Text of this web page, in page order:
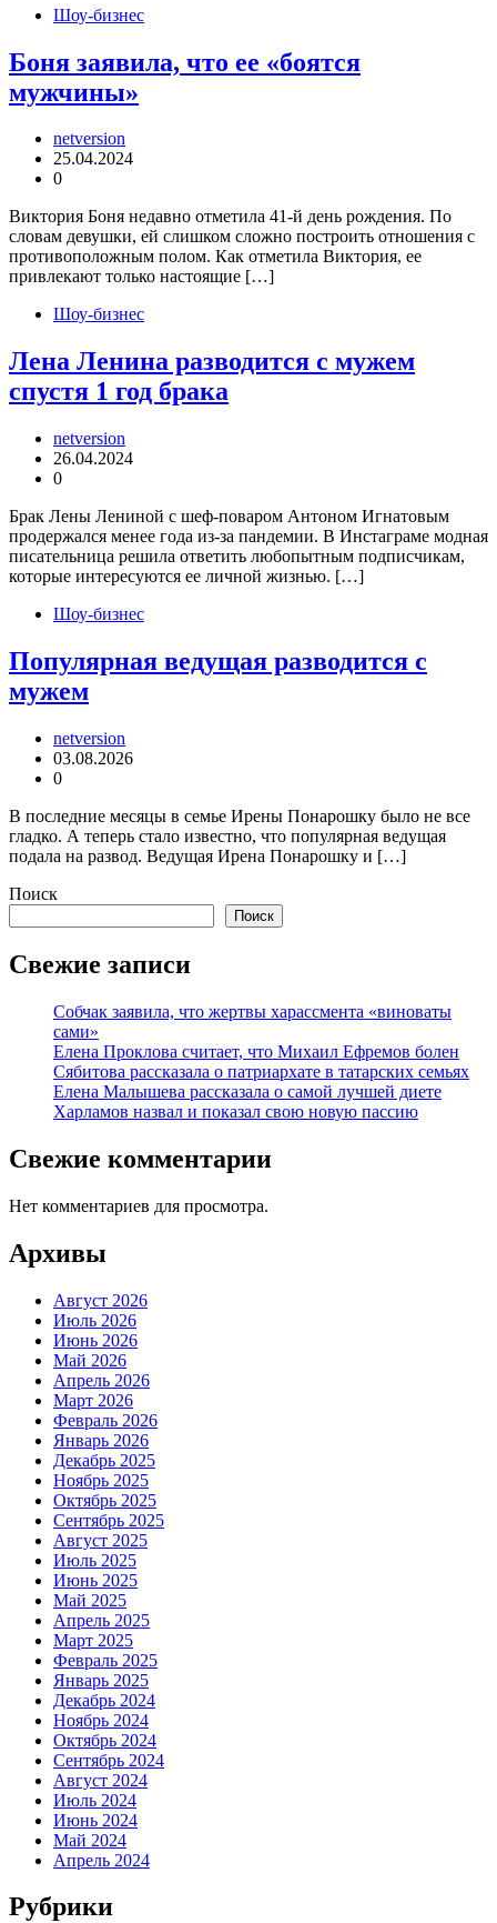
Шоу-бизнес
Боня заявила, что ее «боятся
мужчины»
netversion
25.04.2024
0
Виктория Боня недавно отметила 41-й день рождения. По
словам девушки, ей слишком сложно построить отношения с
противоположным полом. Как отметила Виктория, ее
привлекают только настоящие […]
Шоу-бизнес
Лена Ленина разводится с мужем
спустя 1 год брака
netversion
26.04.2024
0
Брак Лены Лениной с шеф-поваром Антоном Игнатовым
продержался менее года из-за пандемии. В Инстаграме модная
писательница решила ответить любопытным подписчикам,
которые интересуются ее личной жизнью. […]
Шоу-бизнес
Популярная ведущая разводится с
мужем
netversion
03.08.2026
0
В последние месяцы в семье Ирены Понарошку было не все
гладко. А теперь стало известно, что популярная ведущая
подала на развод. Ведущая Ирена Понарошку и […]
Поиск
Поиск
Свежие записи
Собчак заявила, что жертвы харассмента «виноваты
сами»
Елена Проклова считает, что Михаил Ефремов болен
Сябитова рассказала о патриархате в татарских семьях
Елена Малышева рассказала о самой лучшей диете
Харламов назвал и показал свою новую пассию
Свежие комментарии
Нет комментариев для просмотра.
Архивы
Август 2026
Июль 2026
Июнь 2026
Май 2026
Апрель 2026
Март 2026
Февраль 2026
Январь 2026
Декабрь 2025
Ноябрь 2025
Октябрь 2025
Сентябрь 2025
Август 2025
Июль 2025
Июнь 2025
Май 2025
Апрель 2025
Март 2025
Февраль 2025
Январь 2025
Декабрь 2024
Ноябрь 2024
Октябрь 2024
Сентябрь 2024
Август 2024
Июль 2024
Июнь 2024
Май 2024
Апрель 2024
Рубрики